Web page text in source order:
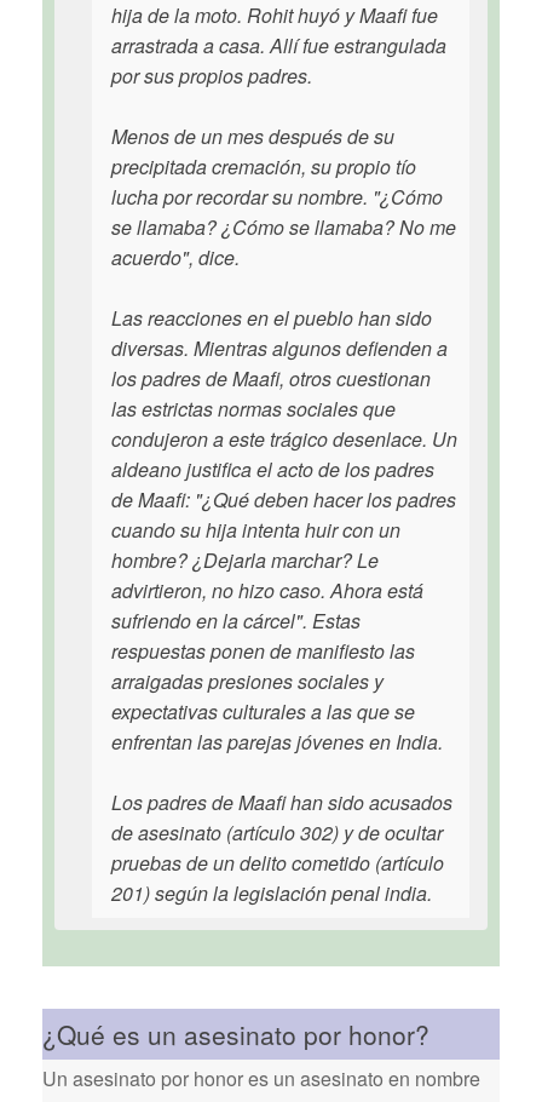
hija de la moto. Rohit huyó y Maafi fue
arrastrada a casa. Allí fue estrangulada
por sus propios padres.
Menos de un mes después de su
precipitada cremación, su propio tío
lucha por recordar su nombre. "¿Cómo
se llamaba? ¿Cómo se llamaba? No me
acuerdo", dice.
Las reacciones en el pueblo han sido
diversas. Mientras algunos defienden a
los padres de Maafi, otros cuestionan
las estrictas normas sociales que
condujeron a este trágico desenlace. Un
aldeano justifica el acto de los padres
de Maafi: "¿Qué deben hacer los padres
cuando su hija intenta huir con un
hombre? ¿Dejarla marchar? Le
advirtieron, no hizo caso. Ahora está
sufriendo en la cárcel". Estas
respuestas ponen de manifiesto las
arraigadas presiones sociales y
expectativas culturales a las que se
enfrentan las parejas jóvenes en India.
Los padres de Maafi han sido acusados
de asesinato (artículo 302) y de ocultar
pruebas de un delito cometido (artículo
201) según la legislación penal india.
¿Qué es un asesinato por honor?
Un asesinato por honor es un asesinato en nombre